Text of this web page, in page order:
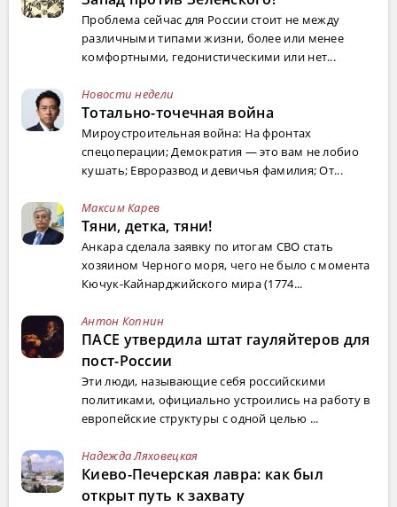
Проблема сейчас для России стоит не между
различными типами жизни, более или менее
комфортными, гедонистическими или нет...
Новости недели
Тотально-точечная война
Мироустроительная война: На фронтах
спецоперации; Демократия — это вам не лобио
кушать; Евроразвод и девичья фамилия; От...
Максим Карев
Тяни, детка, тяни!
Анкара сделала заявку по итогам СВО стать
хозяином Черного моря, чего не было с момента
Кючук-Кайнарджийского мира (1774...
Антон Копнин
ПАСЕ утвердила штат гауляйтеров для
пост-России
Эти люди, называющие себя российскими
политиками, официально устроились на работу в
европейские структуры с одной целью ...
Надежда Ляховецкая
Киево-Печерская лавра: как был
открыт путь к захвату